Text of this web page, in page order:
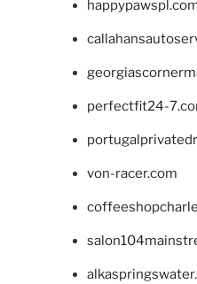
perfectfit24-
von-racer.com